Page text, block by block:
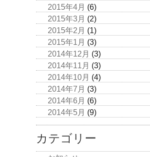
2015年4月 (6)
2015年3月 (2)
2015年2月 (1)
2015年1月 (3)
2014年12月 (3)
2014年11月 (3)
2014年10月 (4)
2014年7月 (3)
2014年6月 (6)
2014年5月 (9)
カテゴリー